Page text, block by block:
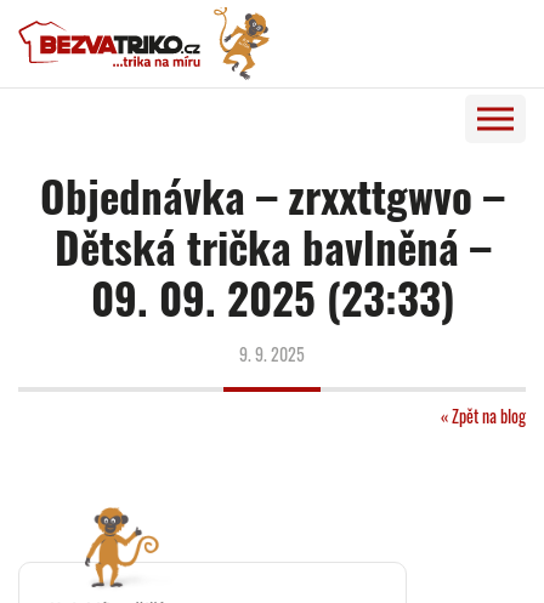
Objednávka – zrxxttgwvo –
Dětská trička bavlněná –
09. 09. 2025 (23:33)
9. 9. 2025
« Zpět na blog